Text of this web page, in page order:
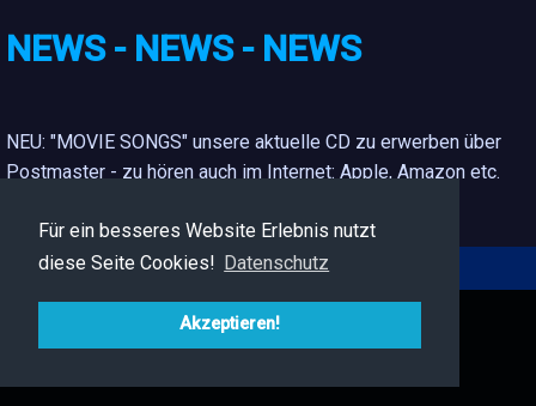
Für ein besseres Website Erlebnis nutzt
diese Seite Cookies! Datenschutz
Akzeptieren!
NEWS - NEWS - NEWS
NEU: "MOVIE SONGS" unsere aktuelle CD zu erwerben über
Postmaster - zu hören auch im Internet: Apple, Amazon etc.
Zurück